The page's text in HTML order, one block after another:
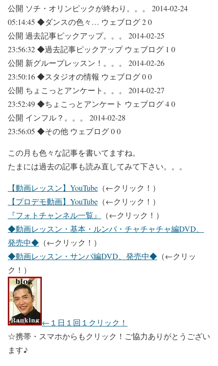
公開 ソチ・オリンピックが終わり。。。 2014-02-24
05:14:45 ◆ダンスの色々… ウェブログ 2 0
公開 過去記事ピックアップ。。。 2014-02-25
23:56:32 ◆過去記事ピックアップ ウェブログ 1 0
公開 新グループレッスン！。。。 2014-02-26
23:50:16 ◆スタジオの情報 ウェブログ 0 0
公開 ちょこっとアンケート。。。 2014-02-27
23:52:49 ◆ちょこっとアンケート ウェブログ 4 0
公開 インフル？。。。 2014-02-28
23:56:05 ◆その他 ウェブログ 0 0
この月も色々な記事を書いてますね。
たまには過去の記事も読み直してみて下さい。。。
【動画レッスン】YouTube （←クリック！）
【プロデモ動画】YouTube （←クリック！）
『フォトチャンネル一覧』
（←クリック！）
◆動画レッスン・基本・ルンバ・チャチャチャ編DVD、
発売中◆ （←クリック！）
◆動画レッスン・サンバ編DVD、発売中◆ （←クリッ
ク！）
←１日１回１クリック！
☆携帯・スマホからもクリック！ご協力ありがとうござい
ます♪